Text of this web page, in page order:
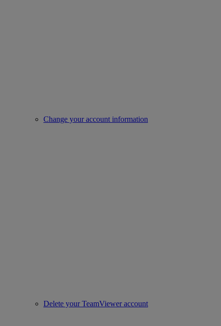
Change your account information
Delete your TeamViewer account